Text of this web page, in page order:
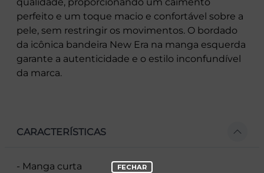
perfeito e um toque macio e confortável sobre a
pele, sem restringir os movimentos. O bordado
da icônica bandeira New Era na manga esquerda
garante a autenticidade e o estilo inconfundível
da marca.
CARACTERÍSTICAS
- Manga curta